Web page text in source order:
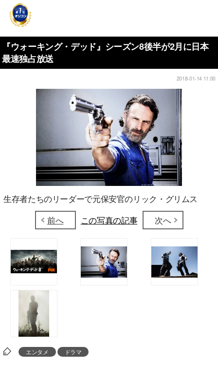
『ウォーキング・デッド』シーズン8後半が2月に日本
最速独占放送
2018-01-14 11:00
生存者たちのリーダーで元保安官のリック・グリムス
前へ
この写真の記事 次へ
エンタメ ドラマ